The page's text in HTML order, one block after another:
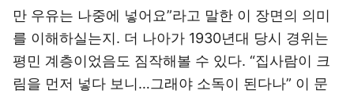
만 우유는 나중에 넣어요”라고 말한 이 장면의 의미
를 이해하실는지. 더 나아가 1930년대 당시 경위는
평민 계층이었음도 짐작해볼 수 있다. “집사람이 크
림을 먼저 넣다 보니…그래야 소독이 된다나” 이 문